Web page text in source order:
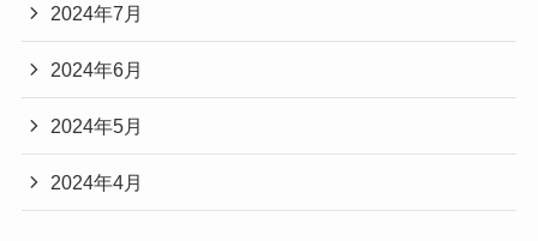
2024年7月
2024年6月
2024年5月
2024年4月